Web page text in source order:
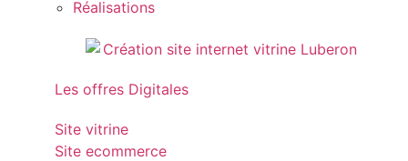
Réalisations
Les offres Digitales
Site vitrine
Site ecommerce